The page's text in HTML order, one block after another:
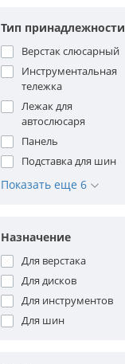
Тип принадлежности
Верстак слюсарный
Инструментальная
тележка
Лежак для
автослюсаря
Панель
Подставка для шин
Показать еще 6
Назначение
Для верстака
Для дисков
Для инструментов
Для шин